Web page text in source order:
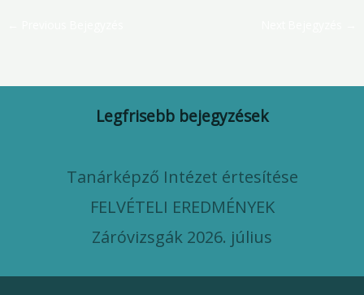
Legfrisebb bejegyzések
Tanárképző Intézet értesítése
FELVÉTELI EREDMÉNYEK
Záróvizsgák 2026. július